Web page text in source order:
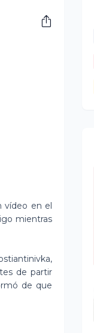
vídeo en el
mientras
de partir
de que